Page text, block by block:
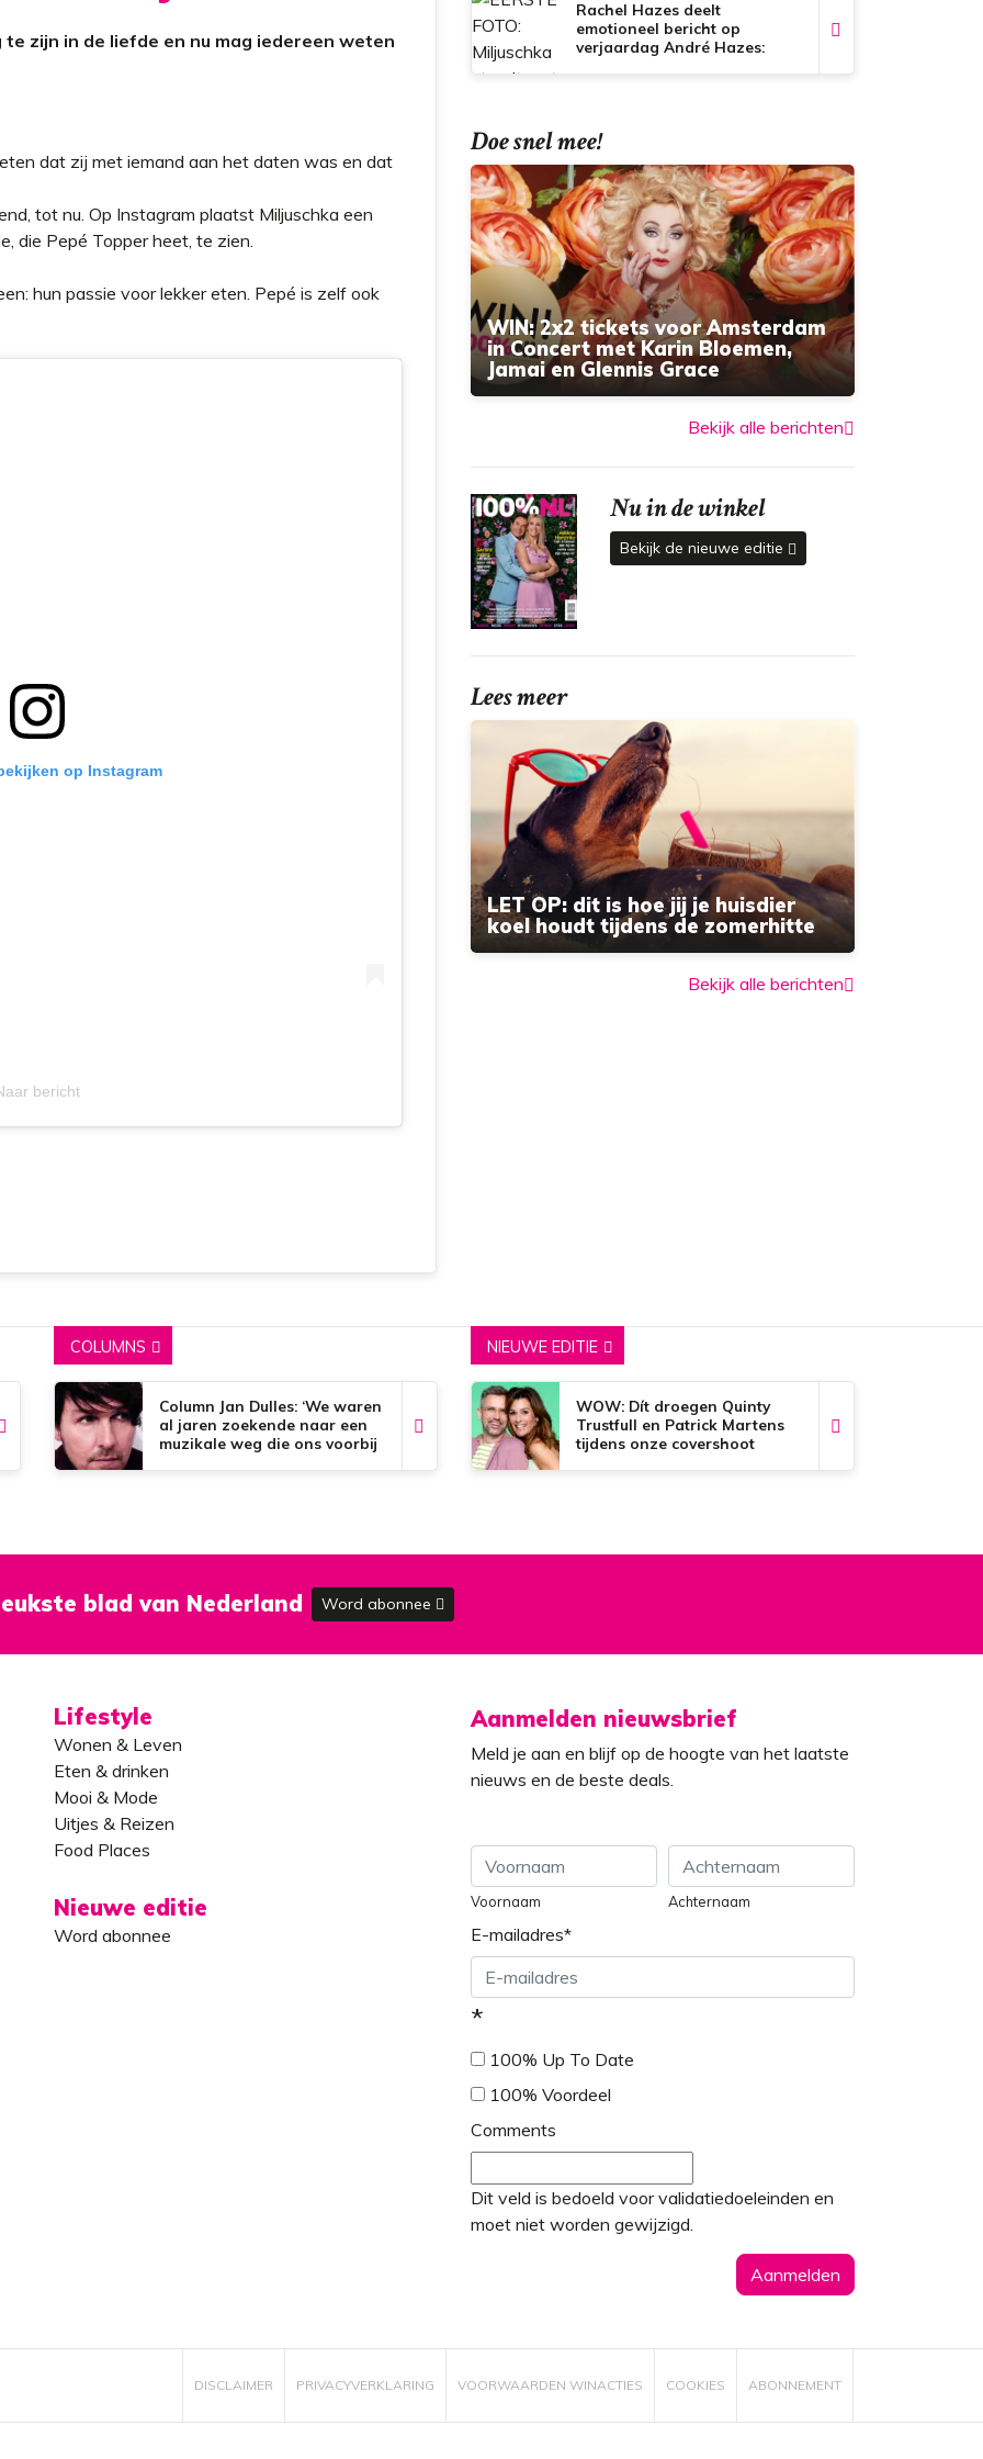
zijn in de liefde en nu mag iedereen weten
dat zij met iemand aan het daten was en dat
tot nu. Op Instagram plaatst Miljuschka een
die Pepé Topper heet, te zien.
hun passie voor lekker eten. Pepé is zelf ook
op Instagram
bericht
Rachel Hazes deelt
emotioneel bericht op
verjaardag André Hazes:
Doe snel mee!
WIN: 2x2 tickets voor Amsterdam
in Concert met Karin Bloemen,
Jamai en Glennis Grace
Bekijk alle berichten
Nu in de winkel
Bekijk de nieuwe editie
Lees meer
LET OP: dit is hoe jij je huisdier
koel houdt tijdens de zomerhitte
Bekijk alle berichten
COLUMNS
Column Jan Dulles: ‘We waren
al jaren zoekende naar een
muzikale weg die ons voorbij
NIEUWE EDITIE
WOW: Dít droegen Quinty
Trustfull en Patrick Martens
tijdens onze covershoot
blad van Nederland Word abonnee
Lifestyle
Wonen & Leven
Eten & drinken
Mooi & Mode
Uitjes & Reizen
Food Places
Nieuwe editie
Word abonnee
Aanmelden nieuwsbrief
Meld je aan en blijf op de hoogte van het laatste
nieuws en de beste deals.
Voornaam Achternaam
E-mailadres*
*
100% Up To Date
100% Voordeel
Comments
Dit veld is bedoeld voor validatiedoeleinden en
moet niet worden gewijzigd.
DISCLAIMER PRIVACYVERKLARING VOORWAARDEN WINACTIES COOKIES ABONNEMENT